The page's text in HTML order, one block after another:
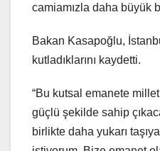
camiamızla daha büyük
Bakan Kasapoğlu,
kutladıklarını kaydetti.
“Bu kutsal emanete
güçlü şekilde sahip
birlikte daha yukarı